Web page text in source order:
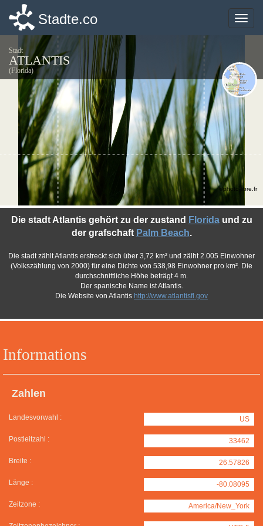
Toggle
Stadte.co
Stadt
ATLANTIS
(Florida)
Informations
Zahlen
Landesvorwahl : US
Postleitzahl : 33462
Breite : 26.57826
Länge : -80.08095
Zeitzone : America/New_York
Die stadt Atlantis gehört zu der zustand Floridaund zu
der grafschaft Palm Beach.
Die stadt zählt Atlantis erstreckt sich über 3,72 km² und zälht 2.005 Einwohner
(Volkszählung von 2000) für eine Dichte von 538,98 Einwohner pro km². Die
durchschnittliche Höhe beträgt 4 m.
Der spanische Name ist Atlantis.
Die Website von Atlantis http://www.atlantisfl.gov
©photo-libre.fr
Toggle
Stadte.co